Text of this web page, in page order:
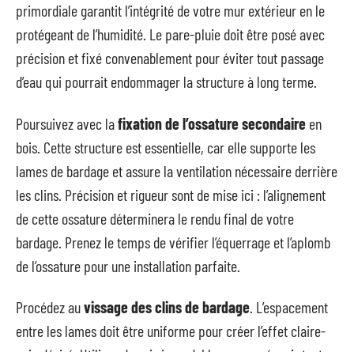
primordiale garantit l’intégrité de votre mur extérieur en le
protégeant de l’humidité. Le pare-pluie doit être posé avec
précision et fixé convenablement pour éviter tout passage
d’eau qui pourrait endommager la structure à long terme.
Poursuivez avec lafixation de l’ossature secondaire en
bois. Cette structure est essentielle, car elle supporte les
lames de bardage et assure la ventilation nécessaire derrière
les clins. Précision et rigueur sont de mise ici : l’alignement
de cette ossature déterminera le rendu final de votre
bardage. Prenez le temps de vérifier l’équerrage et l’aplomb
de l’ossature pour une installation parfaite.
Procédez auvissage des clins de bardage. L’espacement
entre les lames doit être uniforme pour créer l’effet claire-